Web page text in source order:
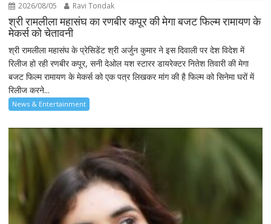
2026/08/05 Ravi Tondak
श्री रामलीला महासंघ का रणबीर कपूर की मेगा बजट फिल्म रामायण के
मेकर्स को चेतावनी
श्री रामलीला महासंघ के प्रेसिडेंट श्री अर्जुन कुमार ने इस दिवाली पर देश विदेश में
रिलीज हो रही रणबीर कपूर, सनी देओल यश स्टारर डायरेक्टर नितेश तिवारी की मेगा
बजट फिल्म रामायण के मेकर्स को एक पत्र लिखकर मांग की है फिल्म को सिनेमा घरों में
रिलीज करने...
News & Entertainment